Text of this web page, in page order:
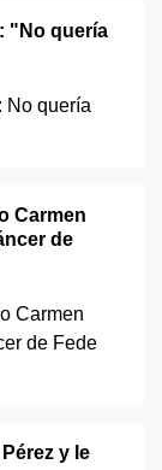
"No quería
Carmen
de
y le